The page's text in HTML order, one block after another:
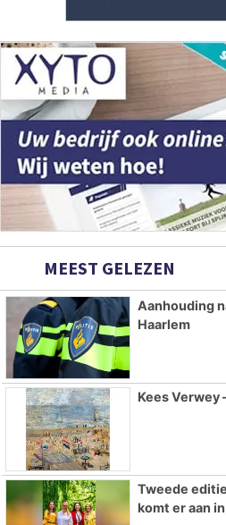
MEEST GELEZEN
Aanhouding
Haarlem
Kees Verwey
Tweede
komt er aan